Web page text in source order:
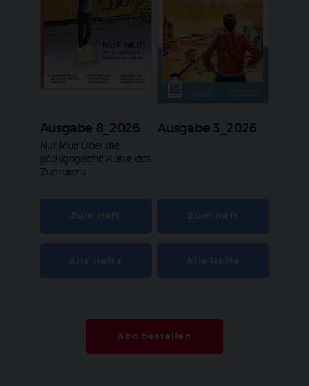
Ausgabe 8_2026
:
Nur Mut! Über die
pädagogische Kunst des
Zumutens
Ausgabe 3_2026
Abo bestellen